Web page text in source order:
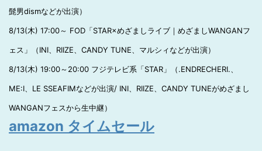
髭男dismなどが出演）
8/13(木) 17:00～ FOD「STAR×めざましライブ｜めざましWANGANフ
ェス」（INI、RIIZE、CANDY TUNE、マルシィなどが出演）
8/13(木) 19:00～20:00 フジテレビ系「STAR」（.ENDRECHERI.、
ME:I、LE SSEAFIMなどが出演/ INI、RIIZE、CANDY TUNEがめざまし
WANGANフェスから生中継）
amazon タイムセール